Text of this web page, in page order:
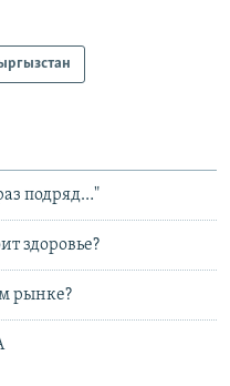
подряд…"
здоровье?
рынке?